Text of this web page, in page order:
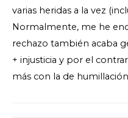
varias heridas a la vez
Normalmente, me he
rechazo también acaba
+ injusticia y por el
más con la de